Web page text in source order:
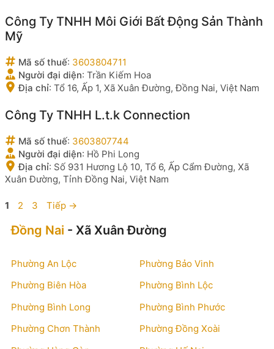
Công Ty TNHH Môi Giới Bất Động Sản Thành
Mỹ
Mã số thuế: 3603804711
Người đại diện: Trần Kiếm Hoa
Địa chỉ: Tổ 16, Ấp 1, Xã Xuân Đường, Đồng Nai, Việt Nam
Công Ty TNHH L.t.k Connection
Mã số thuế: 3603807744
Người đại diện: Hồ Phi Long
Địa chỉ: Số 931 Hương Lộ 10, Tổ 6, Ấp Cẩm Đường, Xã
Xuân Đường, Tỉnh Đồng Nai, Việt Nam
Trang
1 Trang
2 Trang
3 Tiếp →
Đồng Nai - Xã Xuân Đường
Phường An Lộc
Phường Bảo Vinh
Phường Biên Hòa
Phường Bình Lộc
Phường Bình Long
Phường Bình Phước
Phường Chơn Thành
Phường Đồng Xoài